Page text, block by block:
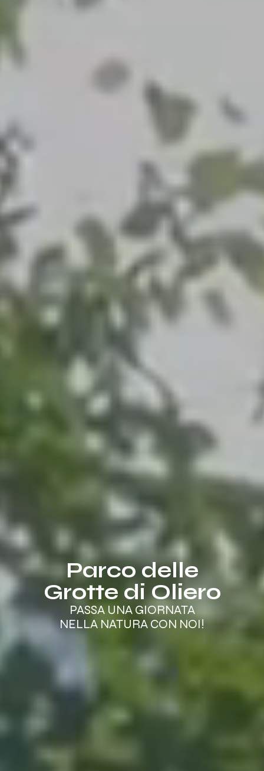
Parco delle
Grotte di Oliero
PASSA UNA GIORNATA
NELLA NATURA CON NOI!